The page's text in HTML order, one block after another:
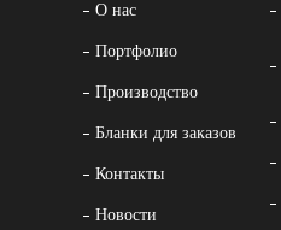
О нас
Портфолио
Производство
Бланки для заказов
Контакты
Новости